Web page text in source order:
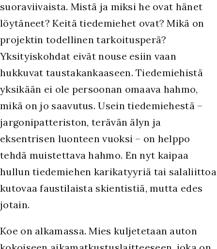
suoraviivaista. Mistä ja miksi he ovat hänet
löytäneet? Keitä tiedemiehet ovat? Mikä on
projektin todellinen tarkoitusperä?
Yksityiskohdat eivät nouse esiin vaan
hukkuvat taustakankaaseen. Tiedemiehistä
yksikään ei ole persoonan omaava hahmo,
mikä on jo saavutus. Usein tiedemiehestä –
jargonipatteriston, terävän älyn ja
eksentrisen luonteen vuoksi – on helppo
tehdä muistettava hahmo. En nyt kaipaa
hullun tiedemiehen karikatyyriä tai salaliittoa
kutovaa faustilaista skientistiä, mutta edes
jotain.
Koe on alkamassa. Mies kuljetetaan auton